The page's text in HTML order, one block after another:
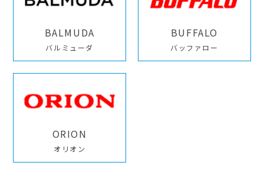
BALMUDA
バルミューダ
BUFFALO
バッファロー
ORION
オリオン